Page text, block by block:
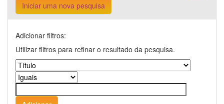
Iniciar uma nova pesquisa
Adicionar filtros:
Utilizar filtros para refinar o resultado da pesquisa.